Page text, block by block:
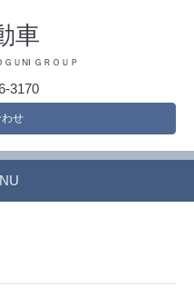
車
ＧＵNI ＧＲＯＵＰ
3170
せ